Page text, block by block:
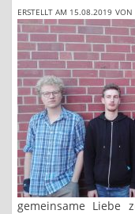
ERSTELLT AM 15.08.2019 VON
gemeinsame Liebe